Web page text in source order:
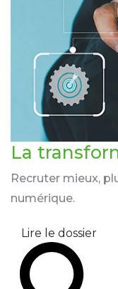
La
Recruter mieux,
numérique.
Lire le dossier